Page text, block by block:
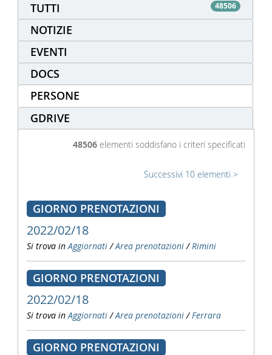
TUTTI 48506
NOTIZIE
EVENTI
DOCS
PERSONE
GDRIVE
48506 elementi soddisfano i criteri specificati
Successivi 10 elementi
GIORNO PRENOTAZIONI
2022/02/18
Si trova in Aggiornati /Area prenotazioni /Rimini
GIORNO PRENOTAZIONI
2022/02/18
Si trova in Aggiornati /Area prenotazioni /Ferrara
GIORNO PRENOTAZIONI